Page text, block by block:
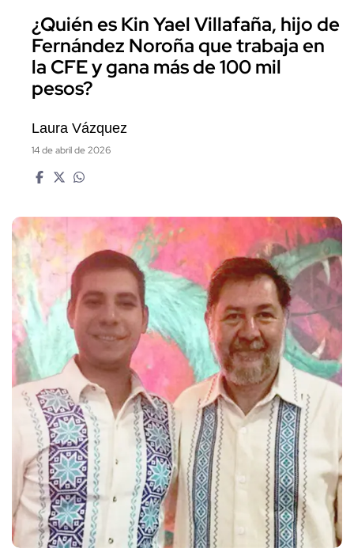
¿Quién es Kin Yael Villafaña, hijo de
Fernández Noroña que trabaja en
la CFE y gana más de 100 mil
pesos?
Laura Vázquez
14 de abril de 2026